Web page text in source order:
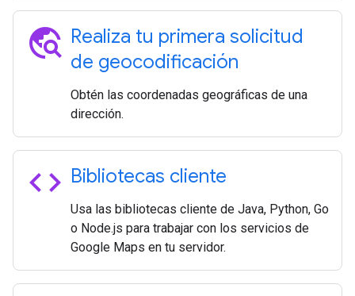
travel_explore Realiza tu primera solicitud
de geocodificación
Obtén las coordenadas geográficas de una
dirección.
code Bibliotecas cliente
Usa las bibliotecas cliente de Java, Python, Go
o Node.js para trabajar con los servicios de
Google Maps en tu servidor.